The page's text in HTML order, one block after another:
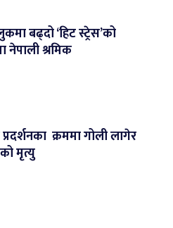
बढ्दो ‘हिट स्ट्रेस’को
नेपाली श्रमिक
क्रममा गोली लागेर
मृत्यु